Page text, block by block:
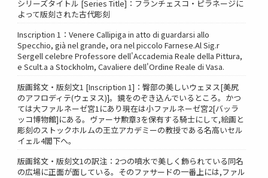
シリーズタイトル [Series Title]：フランチェスコ・ピラネージに
よって版刻された古代彫刻
Inscription 1：Venere Callipiga in atto di guardarsi allo
Specchio, già nel grande, ora nel piccolo Farnese.Al Sig.r
Sergell celebre Professore dell'Accademia Reale della Pittura,
e Scult.a a Stockholm, Cavaliere dell'Ordine Reale di Vasa.
版画銘文・版刻文1 [Inscription 1]：臀部の美しいウェヌス[美尻
のアフロディテ(ウェヌス)]。鏡をのぞき込んでいるところ。かつ
ては大ファルネーゼ宮1にあり現在は小ファルネーゼ宮2[バッラ
ッコ博物館]にある。ヴァーサ勲章3を保有する騎士にして,絵画と
彫刻のストックホルムの王立アカデミーの教授である名高いセル
イェル4閣下へ。
版画銘文・版刻文1の訳注：2つの噴水で美しく飾られている同名
の広場に正面が面している。そのファサードの一番上には,ファル